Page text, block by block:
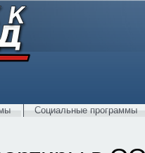
Социальные программы